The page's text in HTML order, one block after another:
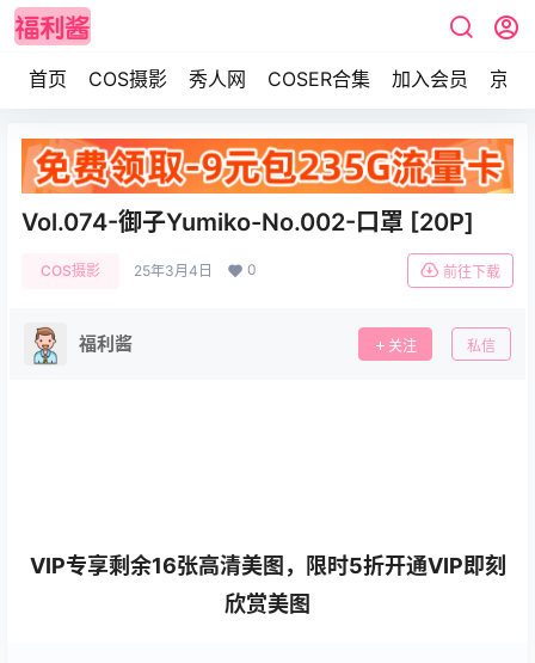
首页 COS摄影 秀人网 COSER合集 加入会员 京东
Vol.074-御子Yumiko-No.002-口罩 [20P]
COS摄影 25年3月4日 0 前往下载
福利酱 关注 私信
VIP专享剩余16张高清美图，限时5折开通VIP即刻
欣赏美图